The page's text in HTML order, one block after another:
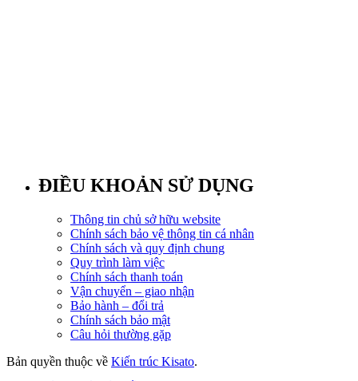
ĐIỀU KHOẢN SỬ DỤNG
Thông tin chủ sở hữu website
Chính sách bảo vệ thông tin cá nhân
Chính sách và quy định chung
Quy trình làm việc
Chính sách thanh toán
Vận chuyển – giao nhận
Bảo hành – đổi trả
Chính sách bảo mật
Câu hỏi thường gặp
Bản quyền thuộc về Kiến trúc Kisato.